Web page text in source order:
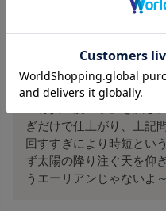
２人暮らしで毎日最少で
す。粉石鹸と夫の消臭剤
気、水道代もかなりかかり
ぎだけで仕上がり、上記
回すすぎにより時短とい
ず太陽の降り注ぐ天を仰
うエーリアンじゃないよ